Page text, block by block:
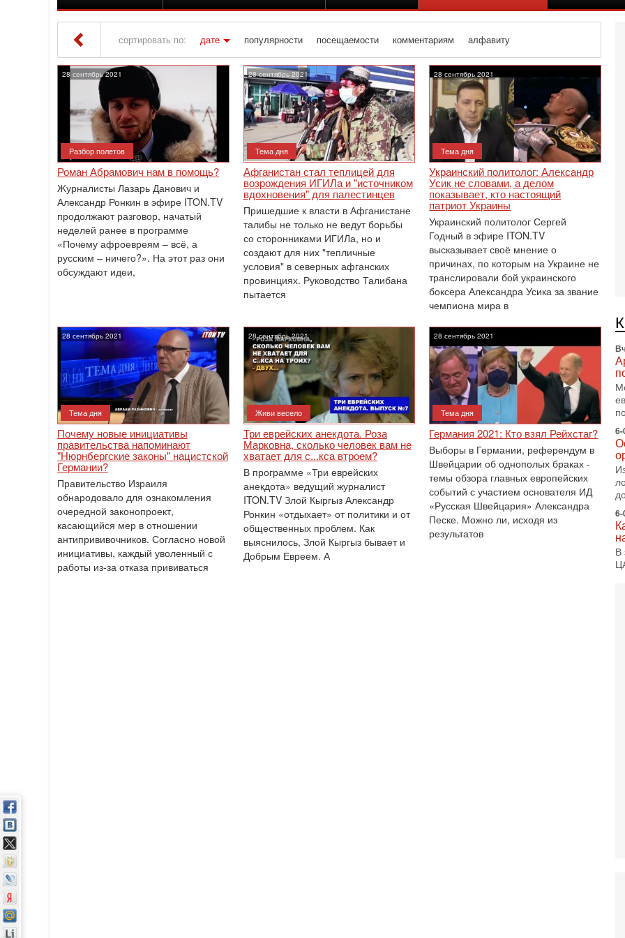
сортировать по: дате популярности посещаемости комментариям алфавиту
Iton TV» Материалы за 28.09.2021
28 сентябрь 2021
Разбор полетов
Роман Абрамович нам в помощь?
Журналисты Лазарь Данович и
Александр Ронкин в эфире ITON.TV
продолжают разговор, начатый
неделей ранее в программе
«Почему афроевреям – всё, а
русским – ничего?». На этот раз они
обсуждают идеи,
28 сентябрь 2021
Тема дня
Афганистан стал теплицей для
возрождения ИГИЛа и "источником
вдохновения" для палестинцев
Пришедшие к власти в Афганистане
талибы не только не ведут борьбы
со сторонниками ИГИЛа, но и
создают для них "тепличные
условия" в северных афганских
провинциях. Руководство Талибана
пытается
28 сентябрь 2021
Тема дня
Украинский политолог: Александр
Усик не словами, а делом
показывает, кто настоящий
патриот Украины
Украинский политолог Сергей
Годный в эфире ITON.TV
высказывает своё мнение о
причинах, по которым на Украине не
транслировали бой украинского
боксера Александра Усика за звание
чемпиона мира в
28 сентябрь 2021
Тема дня
Почему новые инициативы
правительства напоминают
"Нюрнбергские законы" нацистской
Германии?
Правительство Израиля
обнародовало для ознакомления
очередной законопроект,
касающийся мер в отношении
антипрививочников. Согласно новой
инициативы, каждый уволенный с
работы из-за отказа прививаться
28 сентябрь 2021
Живи весело
Три еврейских анекдота. Роза
Марковна, сколько человек вам не
хватает для с...кса втроем?
В программе «Три еврейских
анекдота» ведущий журналист
ITON.TV Злой Кыргыз Александр
Ронкин «отдыхает» от политики и от
общественных проблем. Как
выяснилось, Злой Кыргыз бывает и
Добрым Евреем. А
28 сентябрь 2021
Тема дня
Германия 2021: Кто взял Рейхстаг?
Выборы в Германии, референдум в
Швейцарии об однополых браках -
темы обзора главных европейских
событий с участием основателя ИД
«Русская Швейцария» Александра
Песке. Можно ли, исходя из
результатов
6-
6-
В